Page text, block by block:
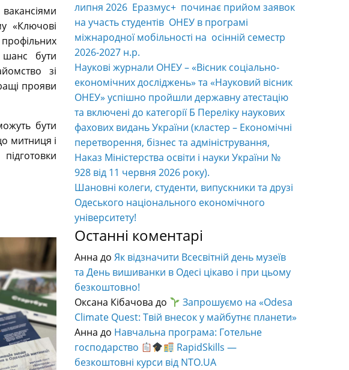
«Ключові
шанс бути
зі
прояви
бути
митниця і
липня 2026 Еразмус+ починає прийом заявок
на участь студентів ОНЕУ в програмі
міжнародної мобільності на осінній семестр
2026-2027 н.р.
Наукові журнали ОНЕУ – «Вісник соціально-
економічних досліджень» та «Науковий вісник
ОНЕУ» успішно пройшли державну атестацію
та включені до категорії Б Переліку наукових
фахових видань України (кластер – Економічні
перетворення, бізнес та адміністрування,
Наказ Міністерства освіти і науки України №
928 від 11 червня 2026 року).
Шановні колеги, студенти, випускники та друзі
Одеського національного економічного
університету!
Останні коментарі
Анна доЯк відзначити Всесвітній день музеїв
та День вишиванки в Одесі цікаво і при цьому
безкоштовно!
Оксана Кібачова до
Запрошуємо на «Odesa
Climate Quest: Твій внесок у майбутнє планети»
Анна до Навчальна програма: Готельне
господарство
RapidSkills —
безкоштовні курси від NTO.UA